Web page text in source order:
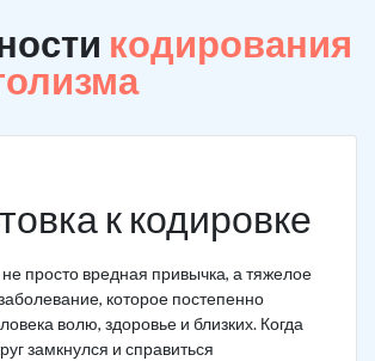
кодирования
к кодировке
просто вредная привычка, а тяжелое
которое постепенно
волю, здоровье и близких. Когда
замкнулся и справиться